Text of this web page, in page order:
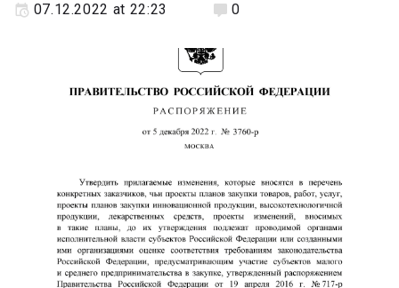
07.12.2022 at 22:23 0